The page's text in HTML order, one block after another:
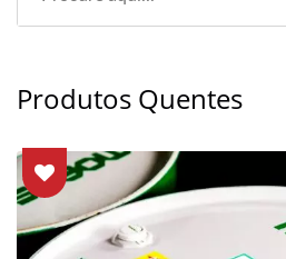
Produtos Quentes